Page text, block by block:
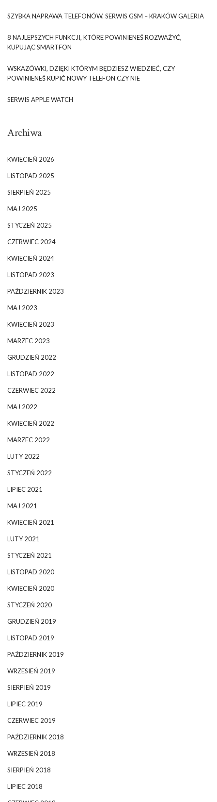
SZYBKA NAPRAWA TELEFONÓW. SERWIS GSM – KRAKÓW GALERIA
8 NAJLEPSZYCH FUNKCJI, KTÓRE POWINIENEŚ ROZWAŻYĆ,
KUPUJĄC SMARTFON
WSKAZÓWKI, DZIĘKI KTÓRYM BĘDZIESZ WIEDZIEĆ, CZY
POWINIENEŚ KUPIĆ NOWY TELEFON CZY NIE
SERWIS APPLE WATCH
Archiwa
KWIECIEŃ 2026
LISTOPAD 2025
SIERPIEŃ 2025
MAJ 2025
STYCZEŃ 2025
CZERWIEC 2024
KWIECIEŃ 2024
LISTOPAD 2023
PAŹDZIERNIK 2023
MAJ 2023
KWIECIEŃ 2023
MARZEC 2023
GRUDZIEŃ 2022
LISTOPAD 2022
CZERWIEC 2022
MAJ 2022
KWIECIEŃ 2022
MARZEC 2022
LUTY 2022
STYCZEŃ 2022
LIPIEC 2021
MAJ 2021
KWIECIEŃ 2021
LUTY 2021
STYCZEŃ 2021
LISTOPAD 2020
KWIECIEŃ 2020
STYCZEŃ 2020
GRUDZIEŃ 2019
LISTOPAD 2019
PAŹDZIERNIK 2019
WRZESIEŃ 2019
SIERPIEŃ 2019
LIPIEC 2019
CZERWIEC 2019
PAŹDZIERNIK 2018
WRZESIEŃ 2018
SIERPIEŃ 2018
LIPIEC 2018